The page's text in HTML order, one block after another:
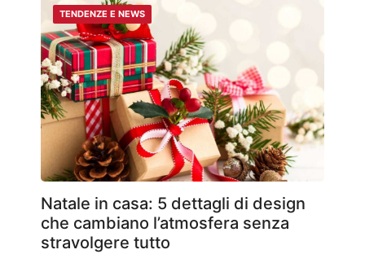
TENDENZE E NEWS
Natale in casa: 5 dettagli di design
che cambiano l’atmosfera senza
stravolgere tutto